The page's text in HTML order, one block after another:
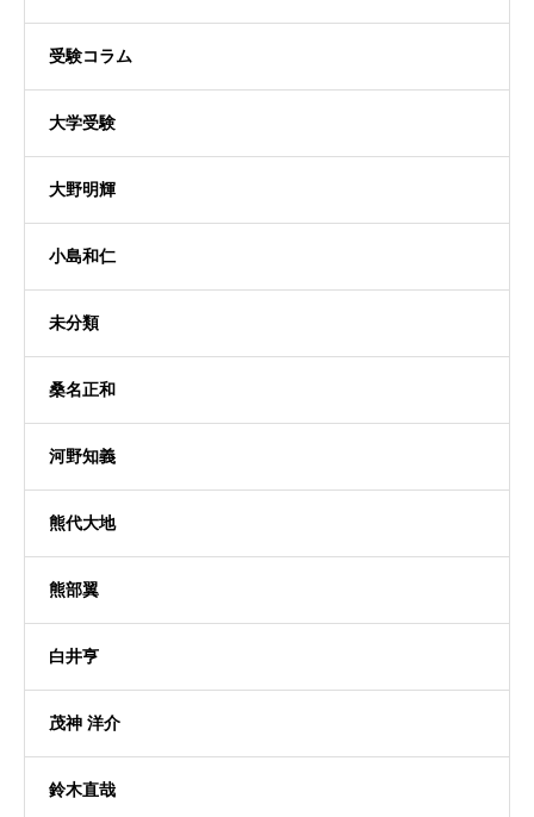
受験コラム
大学受験
大野明輝
小島和仁
未分類
桑名正和
河野知義
熊代大地
熊部翼
白井亨
茂神 洋介
鈴木直哉